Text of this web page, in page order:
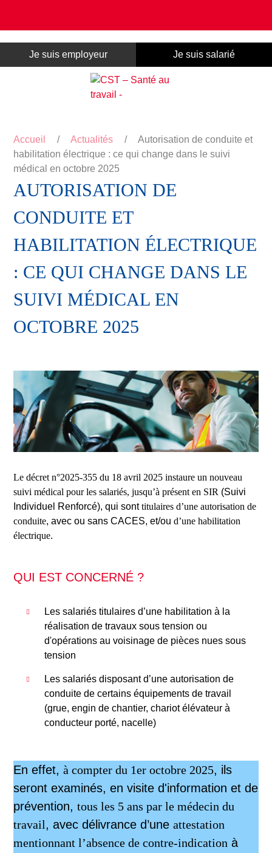
Je suis employeur Je suis salarié
Accueil / Actualités /
Autorisation de conduite et
habilitation électrique : ce qui change dans le suivi
médical en octobre 2025
AUTORISATION DE
CONDUITE ET
HABILITATION ÉLECTRIQUE
: CE QUI CHANGE DANS LE
SUIVI MÉDICAL EN
OCTOBRE 2025
Le décret n°2025-355 du 18 avril 2025 instaure un nouveau
suivi médical pour les salariés, jusqu’à présent en SIR (Suivi
Individuel Renforcé), qui sonttitulaires d’une autorisation de
conduite, avec ou sans CACES, et/oud’une habilitation
électrique.
QUI EST CONCERNÉ ?
Les salariés titulaires d’une habilitation à la
réalisation de travaux sous tension ou
d'opérations au voisinage de pièces nues sous
tension
Les salariés disposant d’une autorisation de
conduite de certains équipements de travail
(grue, engin de chantier, chariot élévateur à
conducteur porté, nacelle)
En effet,à compter du 1er octobre 2025, ils
seront examinés, en visite d'information et de
prévention,tous les 5 ans par le médecin du
travail, avec délivrance d’uneattestation
mentionnant l’absence de contre-indication à